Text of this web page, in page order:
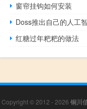
窗帘挂钩如何安装
Doss推出自己的人工
红糖过年粑粑的做法
Copyright © 2012 - 2026 铜川